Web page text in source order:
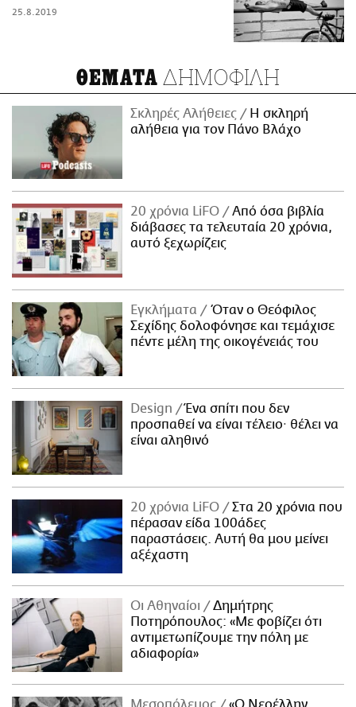
25.8.2019
ΘΕΜΑΤΑ ΔΗΜΟΦΙΛΗ
Σκληρές Αλήθειες
H σκληρή
αλήθεια για τον Πάνο Βλάχο
20 χρόνια LiFO
Από όσα βιβλία
διάβασες τα τελευταία 20 χρόνια,
αυτό ξεχωρίζεις
Εγκλήματα
Όταν ο Θεόφιλος
Σεχίδης δολοφόνησε και τεμάχισε
πέντε μέλη της οικογένειάς του
Design
Ένα σπίτι που δεν
προσπαθεί να είναι τέλειο· θέλει να
είναι αληθινό
20 χρόνια LiFO
Στα 20 χρόνια που
πέρασαν είδα 100άδες
παραστάσεις. Αυτή θα μου μείνει
αξέχαστη
Οι Αθηναίοι
Δημήτρης
Ποτηρόπουλος: «Με φοβίζει ότι
αντιμετωπίζουμε την πόλη με
αδιαφορία»